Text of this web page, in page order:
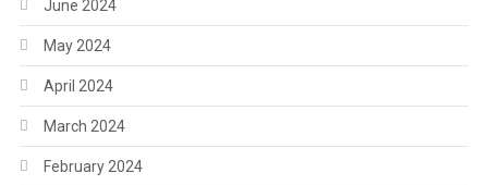
June 2024
May 2024
April 2024
March 2024
February 2024